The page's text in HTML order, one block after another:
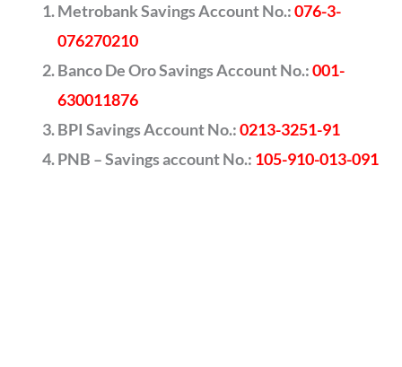
Metrobank Savings Account No.:076-3-
076270210
Banco De Oro Savings Account No.:001-
630011876
BPI Savings Account No.:0213-3251-91
PNB – Savings account No.: 105-910-013-091